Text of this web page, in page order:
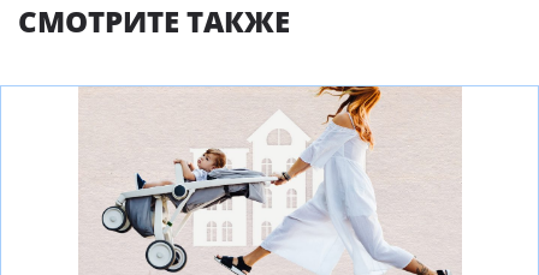
СМОТРИТЕ ТАКЖЕ